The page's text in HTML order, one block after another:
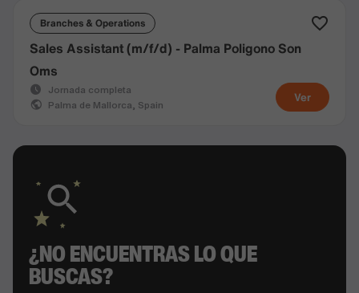
Branches & Operations
Ver
Sales Assistant (m/f/d) - Palma Poligono Son
Oms
Jornada completa
Palma de Mallorca, Spain
¿NO ENCUENTRAS LO QUE
BUSCAS?